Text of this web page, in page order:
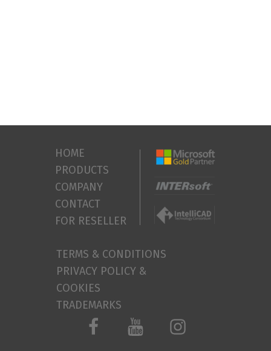
TERMS & CONDITIONS
PRIVACY POLICY &
COOKIES
TRADEMARKS
HOME
PRODUCTS
COMPANY
CONTACT
FOR RESELLER